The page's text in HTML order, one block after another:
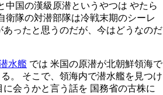
中国の漢級原潜というやつは やたら
衛隊の対潜部隊は冷戦末期のシーレ
ったと思うのだが、今はどうなのだ
水艦 では 米国の原潜が北朝鮮領海で
。 そこで、領海内で潜水艦を見つけ
会うかと言う話を 国務省の古株に